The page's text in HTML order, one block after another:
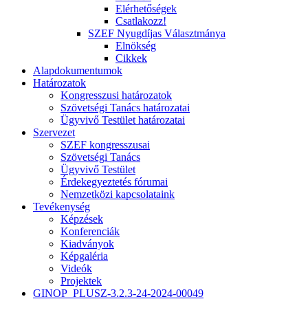
Elérhetőségek
Csatlakozz!
SZEF Nyugdíjas Választmánya
Elnökség
Cikkek
Alapdokumentumok
Határozatok
Kongresszusi határozatok
Szövetségi Tanács határozatai
Ügyvivő Testület határozatai
Szervezet
SZEF kongresszusai
Szövetségi Tanács
Ügyvivő Testület
Érdekegyeztetés fórumai
Nemzetközi kapcsolataink
Tevékenység
Képzések
Konferenciák
Kiadványok
Képgaléria
Videók
Projektek
GINOP_PLUSZ-3.2.3-24-2024-00049